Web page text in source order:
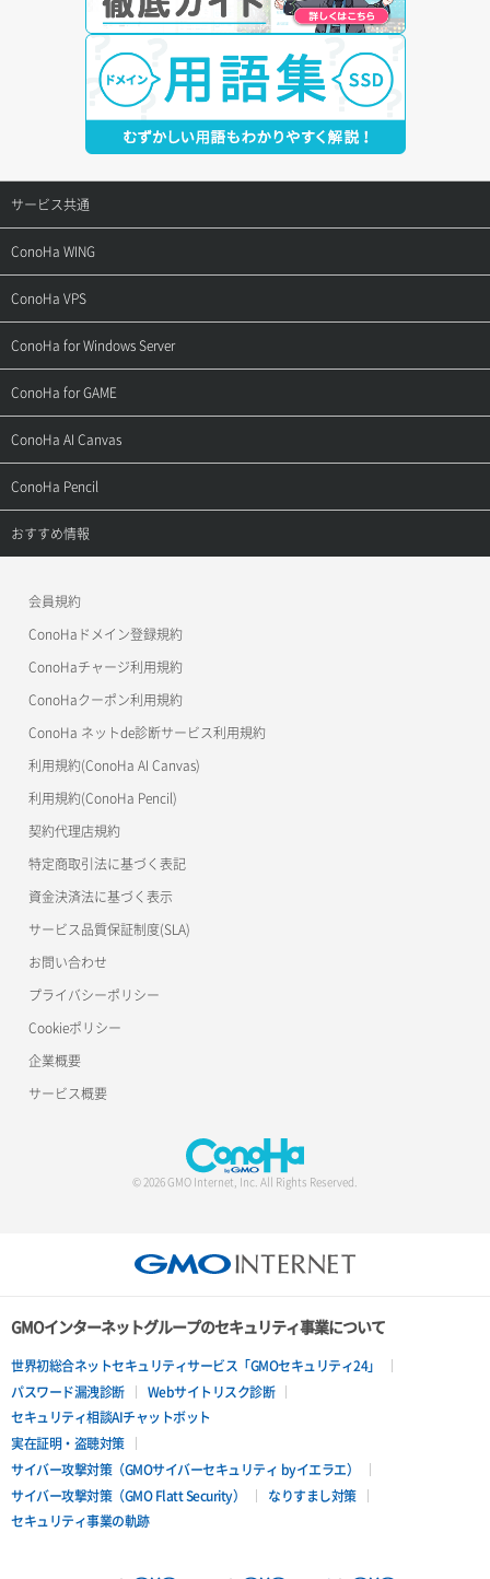
サービス共通
サポートトップ
ご契約・お支払い
用語集
お問い合わせ
ConoHa WING
サポートトップ
ご利用ガイド
お乗り換えガイド
よくある質問
ConoHa VPS
サポートトップ
ご利用ガイド
APIドキュメントVPS2.0
APIドキュメントVPS3.0
ConoHa for Windows Server
サポートトップ
ご利用ガイド
APIドキュメントVPS2.0
APIドキュメントVPS3.0
ConoHa for GAME
サポートトップ
ご利用ガイド
ConoHa AI Canvas
サポートトップ
ご利用ガイド
ConoHa Pencil
サポートトップ
おすすめ情報
美雲このは徹底ガイド
会員規約
ConoHaドメイン登録規約
ConoHaチャージ利用規約
ConoHaクーポン利用規約
ConoHa ネットde診断サービス利用規約
利用規約(ConoHa AI Canvas)
利用規約(ConoHa Pencil)
契約代理店規約
特定商取引法に基づく表記
資金決済法に基づく表示
サービス品質保証制度(SLA)
お問い合わせ
プライバシーポリシー
Cookieポリシー
企業概要
サービス概要
© 2026 GMO Internet, Inc. All Rights Reserved.
GMOインターネットグループのセキュリティ事業について
世界初総合ネットセキュリティサービス「GMOセキュリティ24」
パスワード漏洩診断
Webサイトリスク診断
セキュリティ相談AIチャットボット
実在証明・盗聴対策
サイバー攻撃対策（GMOサイバーセキュリティ byイエラエ）
サイバー攻撃対策（GMO Flatt Security）
なりすまし対策
セキュリティ事業の軌跡